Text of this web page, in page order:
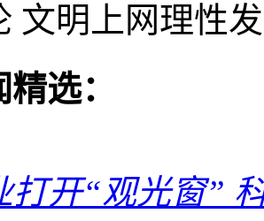
文明上网理性
选：
打开“观光窗”